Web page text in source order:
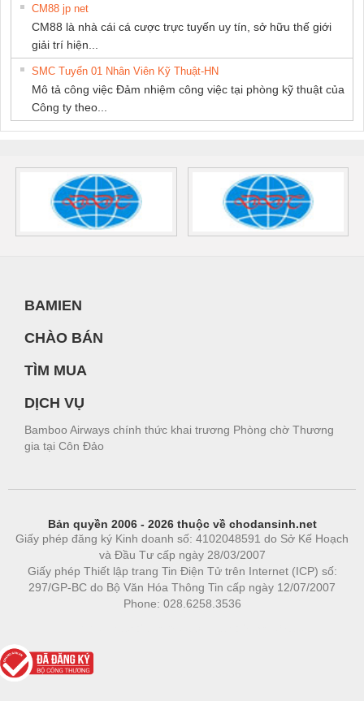
CM88 jp net
CM88 là nhà cái cá cược trực tuyến uy tín, sở hữu thế giới
giải trí hiện...
SMC Tuyển 01 Nhân Viên Kỹ Thuật-HN
Mô tả công việc Đảm nhiệm công việc tại phòng kỹ thuật của
Công ty theo...
BAMIEN
CHÀO BÁN
TÌM MUA
DỊCH VỤ
Bamboo Airways chính thức khai trương Phòng chờ Thương
gia tại Côn Đảo
Bản quyền 2006 - 2026 thuộc về chodansinh.net
Giấy phép đăng ký Kinh doanh số: 4102048591 do Sở Kế Hoạch
và Đầu Tư cấp ngày 28/03/2007
Giấy phép Thiết lập trang Tin Điện Tử trên Internet (ICP) số:
297/GP-BC do Bộ Văn Hóa Thông Tin cấp ngày 12/07/2007
Phone: 028.6258.3536